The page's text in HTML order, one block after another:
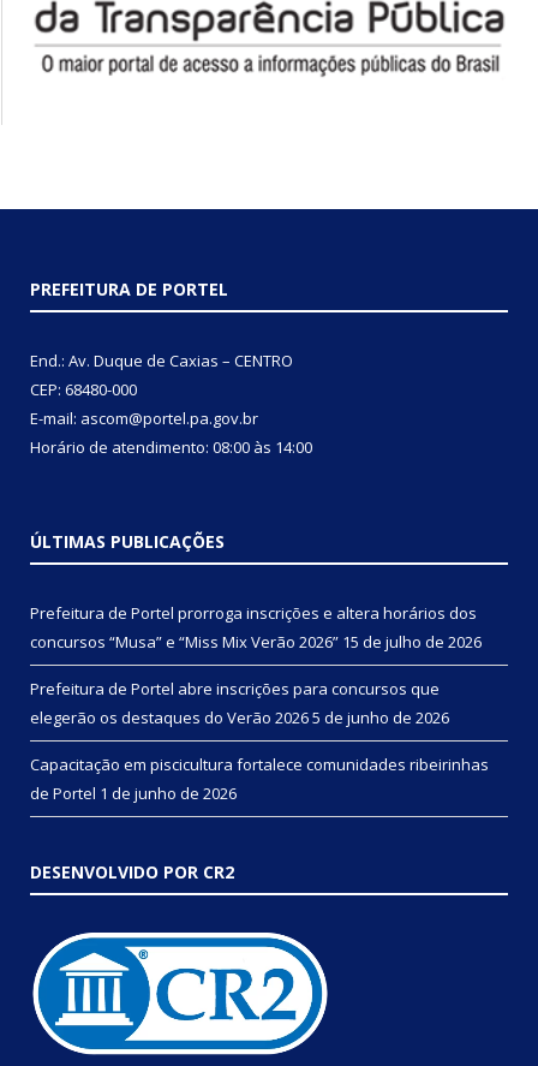
PREFEITURA DE PORTEL
End.: Av. Duque de Caxias – CENTRO
CEP: 68480-000
E-mail: ascom@portel.pa.gov.br
Horário de atendimento: 08:00 às 14:00
ÚLTIMAS PUBLICAÇÕES
Prefeitura de Portel prorroga inscrições e altera horários dos
concursos “Musa” e “Miss Mix Verão 2026” 15 de julho de 2026
Prefeitura de Portel abre inscrições para concursos que
elegerão os destaques do Verão 20265 de junho de 2026
Capacitação em piscicultura fortalece comunidades ribeirinhas
de Portel 1 de junho de 2026
DESENVOLVIDO POR CR2